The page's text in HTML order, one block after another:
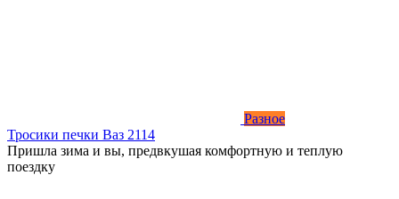
Разное
Тросики печки Ваз 2114
Пришла зима и вы, предвкушая комфортную и теплую
поездку